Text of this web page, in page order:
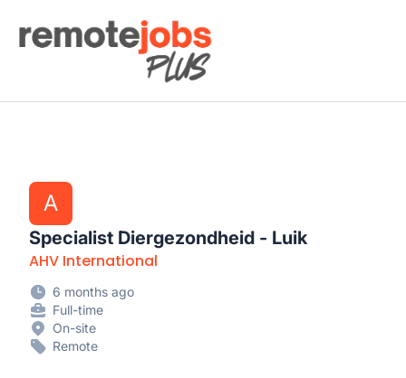
Remote Jobs Plus
A
Specialist Diergezondheid - Luik
AHV International
6 months ago
Full-time
On-site
Remote